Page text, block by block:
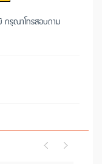
กรุณาโทรสอบถาม